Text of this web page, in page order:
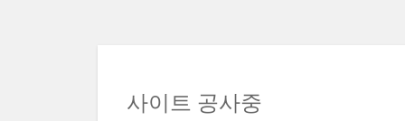
사이트 공사중